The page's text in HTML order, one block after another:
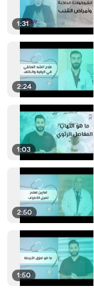
1:31
2:24
1:03
2:50
1:50